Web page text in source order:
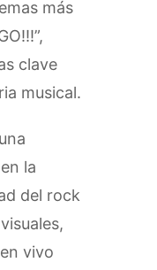
más
clave
musical.
la
del rock
vivo